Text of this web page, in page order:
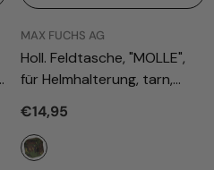
ANBIETER:
MAX FUCHS AG
Holl. Feldtasche, "MOLLE",
für Helmhalterung, tarn,
€14,95